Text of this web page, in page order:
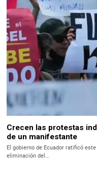
Crecen las protestas
de un manifestante
El gobierno de Ecuador ratificó
eliminación del…